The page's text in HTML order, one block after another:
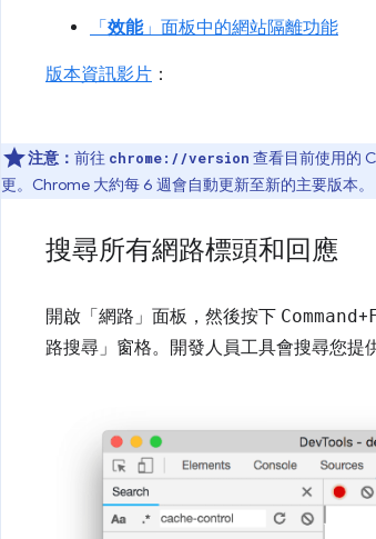
「 效能」面板中的網站隔離功能
版本資訊影片 ：
注意： 前往 chrome://version 查看目前使用的
更。Chrome 大約每 6 週會自動更新至新的主要版本。
搜尋所有網路標頭和回應
開啟「網路」 面板，然後按下 Command+
路搜尋」 窗格。開發人員工具會搜尋您提